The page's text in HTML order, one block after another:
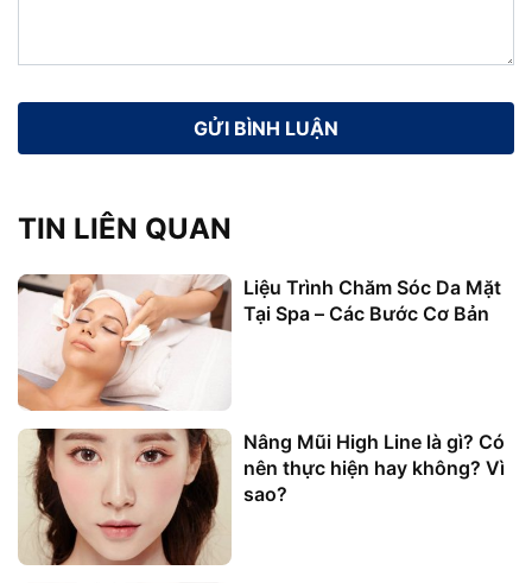
TIN LIÊN QUAN
Liệu Trình Chăm Sóc Da Mặt
Tại Spa – Các Bước Cơ Bản
Nâng Mũi High Line là gì? Có
nên thực hiện hay không? Vì
sao?